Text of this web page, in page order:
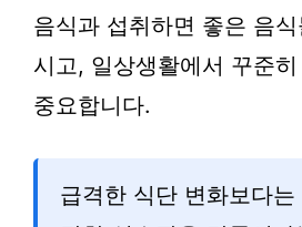
음식과 섭취하면 좋은 음
시고, 일상생활에서 꾸준
중요합니다.
급격한 식단 변화보다는